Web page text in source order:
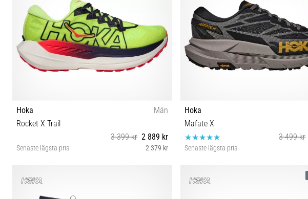
Hoka
Män
Rocket X Trail
3 399 kr 2 889 kr
Senaste lägsta pris 2 379 kr
Hoka
Mafate X
3 499 kr
Senaste lägsta pris